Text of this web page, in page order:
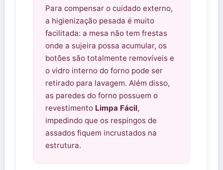
Para compensar o cuidado externo,
a higienização pesada é muito
facilitada: a mesa não tem frestas
onde a sujeira possa acumular, os
botões são totalmente removíveis e
o vidro interno do forno pode ser
retirado para lavagem. Além disso,
as paredes do forno possuem o
revestimento Limpa Fácil,
impedindo que os respingos de
assados fiquem incrustados na
estrutura.